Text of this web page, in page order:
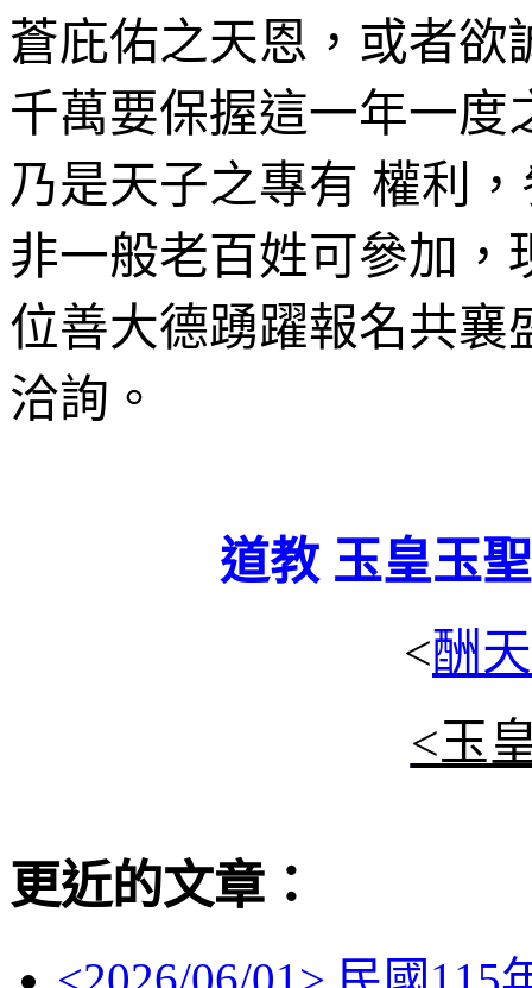
蒼庇佑之天恩，或者欲
千萬要保握這一年一度
乃是天子之專有 權利
非一般老百姓可參加，
位善大德踴躍報名共襄
洽詢。
道教 玉皇玉
<酬
<玉
更近的文章：